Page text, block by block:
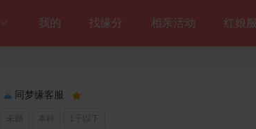
我的 找缘分 相亲活动 红娘
同梦缘客服 
1千以下